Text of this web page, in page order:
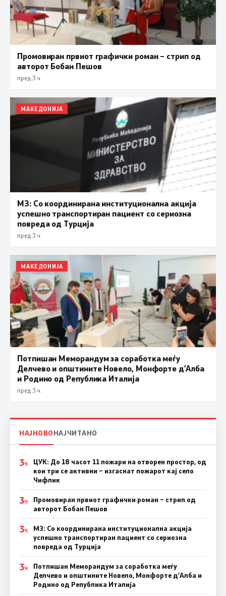
Промовиран првиот графички роман – стрип од
авторот Бобан Пешов
пред 3 ч.
МАКЕДОНИЈА
МЗ: Со координирана институционална акција
успешно транспортиран пациент со сериозна
повреда од Турција
пред 3 ч.
МАКЕДОНИЈА
Потпишан Меморандум за соработка меѓу
Делчево и општините Новело, Монфорте д’Алба
и Родино од Република Италија
пред 3 ч.
НАЈНОВОНАЈЧИТАНО
3Ч
ЦУК: До 18 часот 11 пожари на отворен простор, од
кои три се активни – изгаснат пожарот кај село
Чифлик
3Ч
Промовиран првиот графички роман – стрип од
авторот Бобан Пешов
3Ч
МЗ: Со координирана институционална акција
успешно транспортиран пациент со сериозна
повреда од Турција
3Ч
Потпишан Меморандум за соработка меѓу
Делчево и општините Новело, Монфорте д’Алба и
Родино од Република Италија